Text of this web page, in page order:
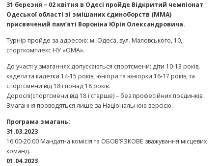
31 березня – 02 квітня в Одесі пройде Відкритий чемпіонат
Одеської області зі змішаних єдиноборств (ММА)
присвячений пам’яті Вороніна Юрія Олександровича.
Турнір пройде за адресою: м. Одеса, вул. Маловського, 10,
спорткомплекс НУ «ОМА».
До участі у змаганнях допускаються спортсмени: діти 10-13 років,
кадети та кадетки 14-15 років, юніори та юніорки 16-17 років, та
спортсмени від 18 і понад 18 років.
Дорослі(спортсмени від 18 і старше) – без професійних поєдинків.
Змагання проводяться лише за Національною версією.
Програма змагань:
31.03.2023
16.00-20.00 Мандатна комісія та ОБОВ’ЯЗКОВЕ зважування місцевих
команд.
01.04.2023